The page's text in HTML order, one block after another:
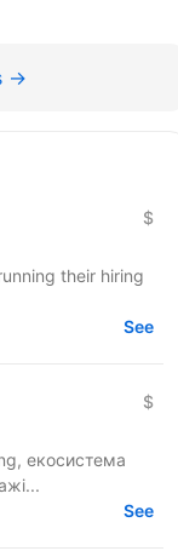
→
$
their hiring
See
$
екосистема
See